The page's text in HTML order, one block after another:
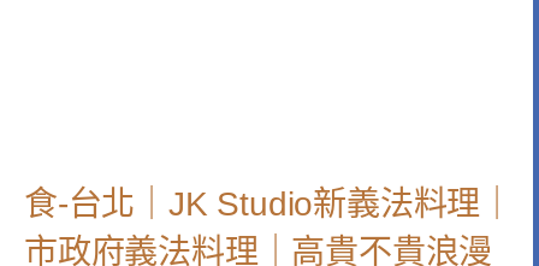
食-台北｜JK Studio新義法料理｜
市政府義法料理｜高貴不貴浪漫